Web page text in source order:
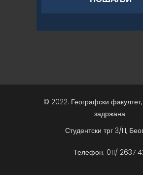
© 2022. Географски
задржана.
Студентски трг 3/III,
Телефон: 011/ 2637